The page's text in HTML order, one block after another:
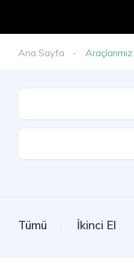
Ana Sayfa Araçlarımız
Tümü İkinci El